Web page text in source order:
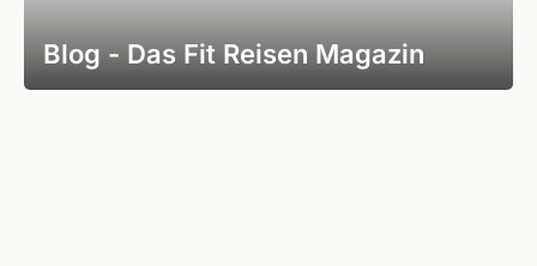
Blog - Das Fit Reisen Magazin